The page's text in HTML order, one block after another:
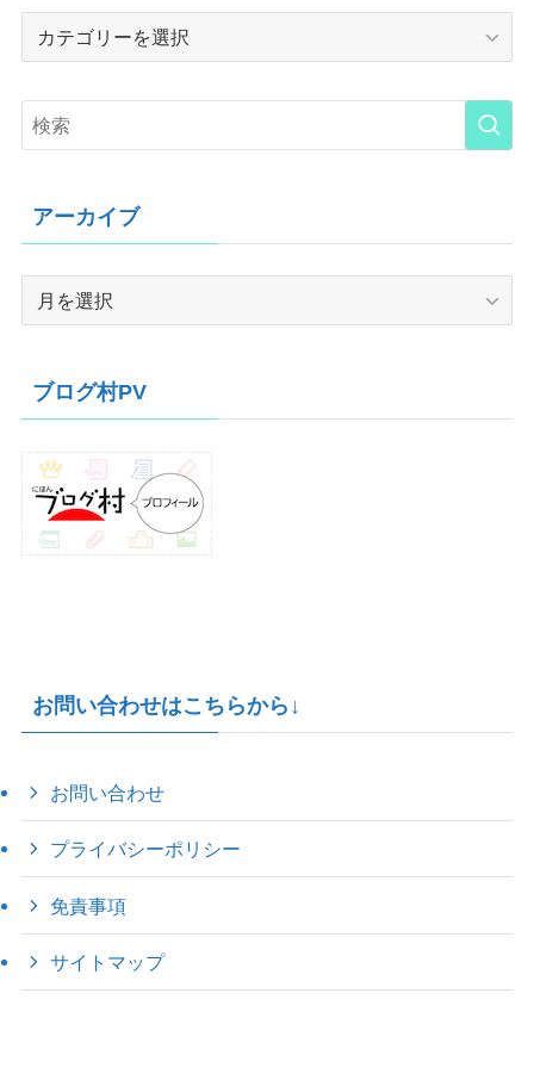
Category
アーカイブ
ブ
ブログ村PV
お問い合わせはこちらから↓
お問い合わせ
プライバシーポリシー
免責事項
サイトマップ